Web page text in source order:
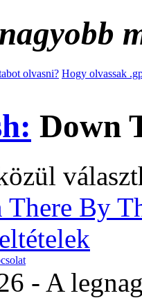
olvasni? Hogy olvassak
Down
There By
- A